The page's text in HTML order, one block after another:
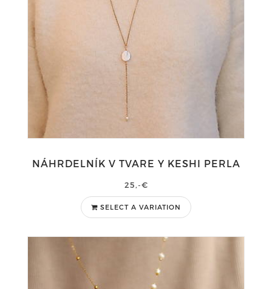
NÁHRDELNÍK V TVARE Y KESHI PERLA
25,-€
SELECT A VARIATION